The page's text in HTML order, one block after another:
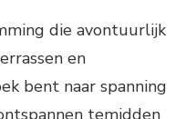
die avontuurlijk
en
bent naar spanning
temidden